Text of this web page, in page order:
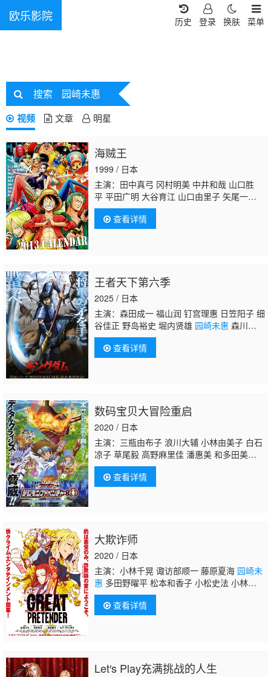
欧乐影院 菜单
换肤
登录
历史
搜索 园崎未惠
视频 文章 明星
海贼王
1999 / 日本
主演：田中真弓 冈村明美 中井和哉 山口胜
平 平田广明 大谷育江 山口由里子 矢尾一
树 长岛雄一 池田秀一 古川登志夫 古谷彻 大
塚周夫 津嘉山正种 草尾毅 大场真人 宝龟克
寿 园部启一 柴田秀胜 中博史 阪口大助 竹内
上尤加奈 林原惠美 水树奈奈
美子 久川绫 泽城美雪 池泽春菜 斋藤千和 神
谷浩史 浪川大辅 森久保祥太郎 石田彰 高木
涉 桧山修之 子安武人
查看详情
王者天下第六季
2025 / 日本
主演：森田成一 福山润 钉宫理惠 日笠阳子 细
谷佳正 野岛裕史 堀内贤雄 园崎未惠 森川智
之 伊藤健太郎 石井康嗣
查看详情
数码宝贝大冒险重启
2020 / 日本
主演：三瓶由布子 浪川大辅 小林由美子 白石
凉子 草尾毅 高野麻里佳 潘惠美 和多田美
咲 坂本千夏 山口真弓 樱井孝宏 重松花鸟 竹
内顺子 松本美和
查看详情
大欺诈师
2020 / 日本
主演：小林千晃 诹访部顺一 藤原夏海 园崎未
惠 多田野曜平 松本和香子 小松史法 小林亲
弘 乃村健次 高岛雅罗 咲野俊介 关智一
查看详情
Let′s Play充满挑战的人生